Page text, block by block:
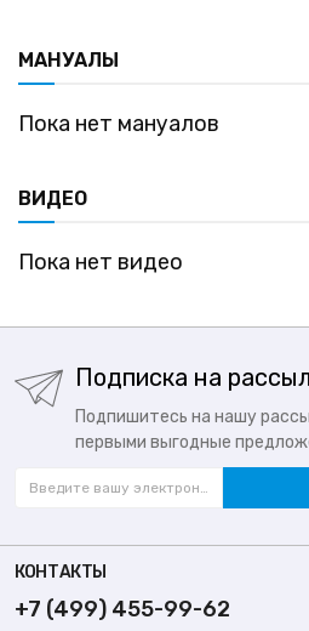
МАНУАЛЫ
Пока нет мануалов
ВИДЕО
Пока нет видео
Подписка на
Подпишитесь на нашу
первыми выгодные
КОНТАКТЫ
+7 (499) 455-99-62